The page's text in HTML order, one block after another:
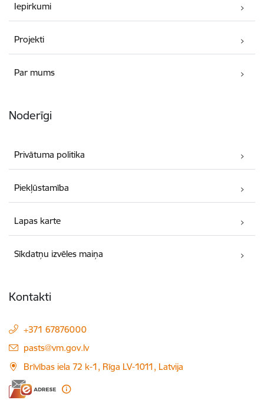
Iepirkumi
Projekti
Par mums
Noderīgi
Privātuma politika
Piekļūstamība
Lapas karte
Sīkdatņu izvēles maiņa
Kontakti
+371 67876000
E-pasts:
pasts@vm.gov.lv
Brīvības iela 72 k-1, Rīga LV-1011, Latvija